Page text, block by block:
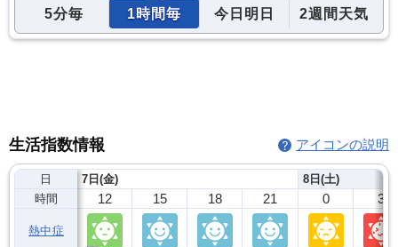
5分毎 1時間毎 今日明日 2週間天気
生活指数情報 アイコンの説明
日
時間
熱中症
7日(金)
12 15 18 21
8日(土)
0 3